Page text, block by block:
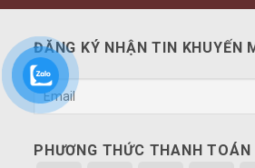
ĐĂNG KÝ NHẬN TIN KHUYẾN
PHƯƠNG THỨC THANH TOÁN